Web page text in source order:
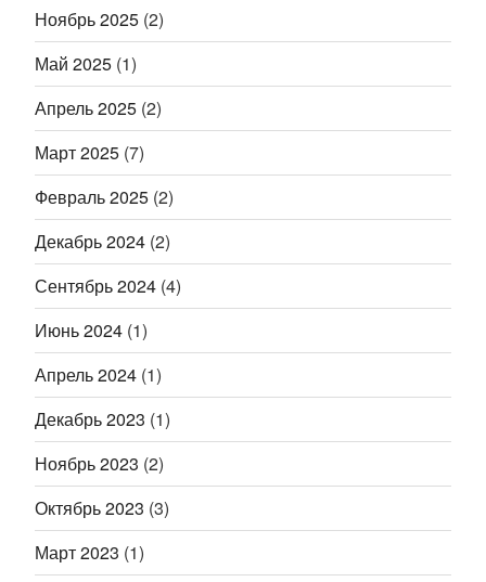
Ноябрь 2025 (2)
Май 2025 (1)
Апрель 2025 (2)
Март 2025 (7)
Февраль 2025 (2)
Декабрь 2024 (2)
Сентябрь 2024 (4)
Июнь 2024 (1)
Апрель 2024 (1)
Декабрь 2023 (1)
Ноябрь 2023 (2)
Октябрь 2023 (3)
Март 2023 (1)